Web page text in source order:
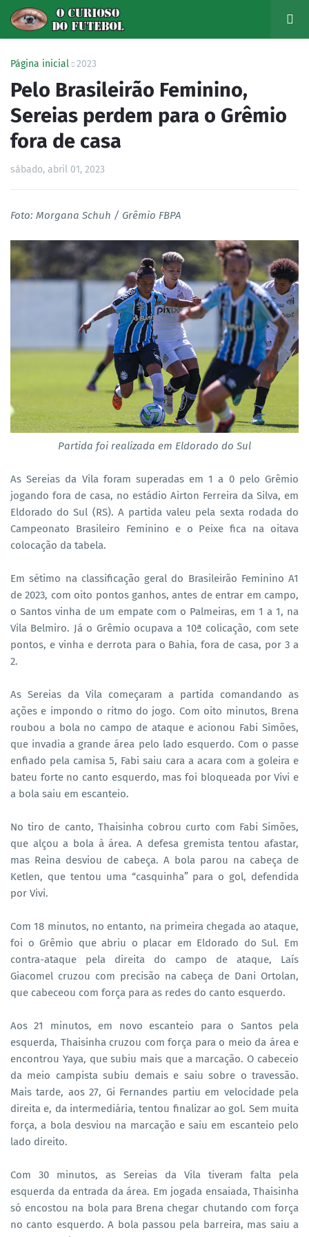
Página inicial 2023
Pelo Brasileirão Feminino,
Sereias perdem para o Grêmio
fora de casa
sábado, abril 01, 2023
Foto: Morgana Schuh / Grêmio FBPA
Partida foi realizada em Eldorado do Sul
As Sereias da Vila foram superadas em 1 a 0 pelo Grêmio
jogando fora de casa, no estádio Airton Ferreira da Silva, em
Eldorado do Sul (RS). A partida valeu pela sexta rodada do
Campeonato Brasileiro Feminino e o Peixe fica na oitava
colocação da tabela.
Em sétimo na classificação geral do Brasileirão Feminino A1
de 2023, com oito pontos ganhos, antes de entrar em campo,
o Santos vinha de um empate com o Palmeiras, em 1 a 1, na
Vila Belmiro. Já o Grêmio ocupava a 10ª colicação, com sete
pontos, e vinha e derrota para o Bahia, fora de casa, por 3 a
2.
As Sereias da Vila começaram a partida comandando as
ações e impondo o ritmo do jogo. Com oito minutos, Brena
roubou a bola no campo de ataque e acionou Fabi Simões,
que invadia a grande área pelo lado esquerdo. Com o passe
enfiado pela camisa 5, Fabi saiu cara a acara com a goleira e
bateu forte no canto esquerdo, mas foi bloqueada por Vivi e
a bola saiu em escanteio.
No tiro de canto, Thaisinha cobrou curto com Fabi Simões,
que alçou a bola à área. A defesa gremista tentou afastar,
mas Reina desviou de cabeça. A bola parou na cabeça de
Ketlen, que tentou uma “casquinha” para o gol, defendida
por Vivi.
Com 18 minutos, no entanto, na primeira chegada ao ataque,
foi o Grêmio que abriu o placar em Eldorado do Sul. Em
contra-ataque pela direita do campo de ataque, Laís
Giacomel cruzou com precisão na cabeça de Dani Ortolan,
que cabeceou com força para as redes do canto esquerdo.
Aos 21 minutos, em novo escanteio para o Santos pela
esquerda, Thaisinha cruzou com força para o meio da área e
encontrou Yaya, que subiu mais que a marcação. O cabeceio
da meio campista subiu demais e saiu sobre o travessão.
Mais tarde, aos 27, Gi Fernandes partiu em velocidade pela
direita e, da intermediária, tentou finalizar ao gol. Sem muita
força, a bola desviou na marcação e saiu em escanteio pelo
lado direito.
Com 30 minutos, as Sereias da Vila tiveram falta pela
esquerda da entrada da área. Em jogada ensaiada, Thaisinha
só encostou na bola para Brena chegar chutando com força
no canto esquerdo. A bola passou pela barreira, mas saiu a